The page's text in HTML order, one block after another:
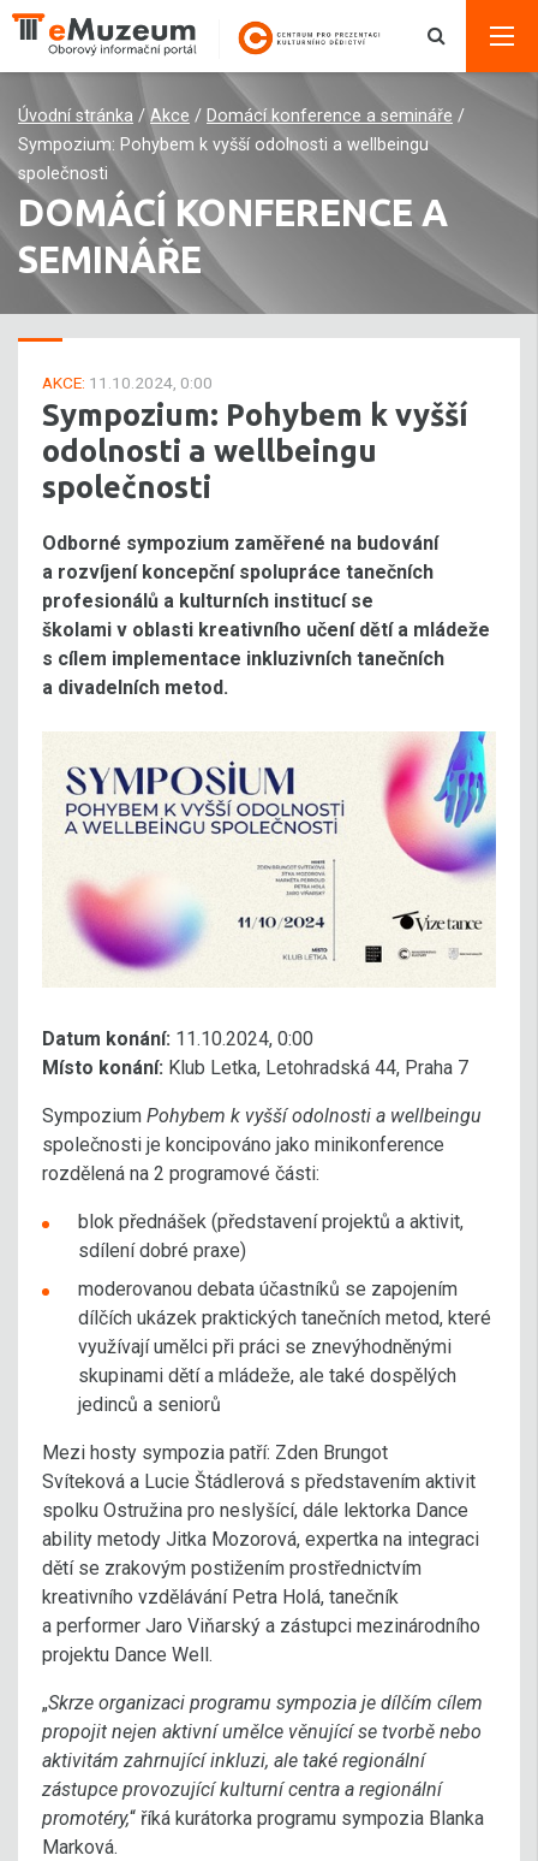
Úvodní stránka / Akce / Domácí konference a semináře /
Sympozium: Pohybem k vyšší odolnosti a wellbeingu
společnosti
DOMÁCÍ KONFERENCE A
SEMINÁŘE
AKCE: 11.10.2024, 0:00
Sympozium: Pohybem k vyšší
odolnosti a wellbeingu
společnosti
Odborné sympozium zaměřené na budování
a rozvíjení koncepční spolupráce tanečních
profesionálů a kulturních institucí se
školami v oblasti kreativního učení dětí a mládeže
s cílem implementace inkluzivních tanečních
a divadelních metod.
Datum konání: 11.10.2024, 0:00
Místo konání: Klub Letka, Letohradská 44, Praha 7
Sympozium Pohybem k vyšší odolnosti a wellbeingu
společnosti je koncipováno jako minikonference
rozdělená na 2 programové části:
blok přednášek (představení projektů a aktivit,
sdílení dobré praxe)
moderovanou debata účastníků se zapojením
dílčích ukázek praktických tanečních metod, které
využívají umělci při práci se znevýhodněnými
skupinami dětí a mládeže, ale také dospělých
jedinců a seniorů
Mezi hosty sympozia patří: Zden Brungot
Svíteková a Lucie Štádlerová s představením aktivit
spolku Ostružina pro neslyšící, dále lektorka Dance
ability metody Jitka Mozorová, expertka na integraci
dětí se zrakovým postižením prostřednictvím
kreativního vzdělávání Petra Holá, tanečník
a performer Jaro Viňarský a zástupci mezinárodního
projektu Dance Well.
„Skrze organizaci programu sympozia je dílčím cílem
propojit nejen aktivní umělce věnující se tvorbě nebo
aktivitám zahrnující inkluzi, ale také regionální
zástupce provozující kulturní centra a regionální
promotéry,“ říká kurátorka programu sympozia Blanka
Marková.